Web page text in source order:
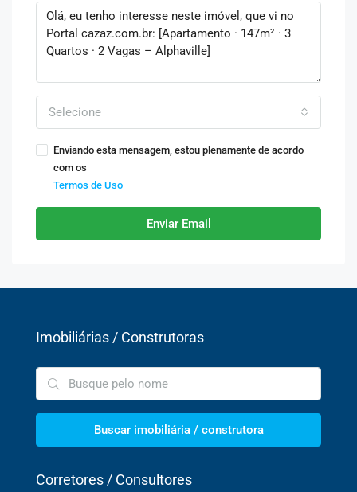
Selecione
Enviando esta mensagem, estou plenamente de acordo
com os
Termos de Uso
Enviar Email
Imobiliárias / Construtoras
Buscar imobiliária / construtora
Corretores / Consultores